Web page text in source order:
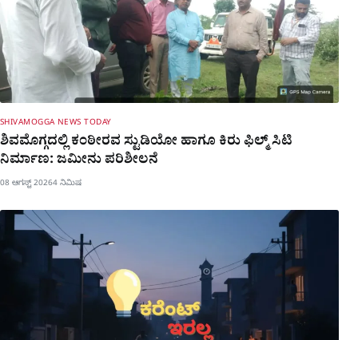
SHIVAMOGGA NEWS TODAY
ಶಿವಮೊಗ್ಗದಲ್ಲಿ ಕಂಠೀರವ ಸ್ಟುಡಿಯೋ ಹಾಗೂ ಕಿರು ಫಿಲ್ಮ್ ಸಿಟಿ
ನಿರ್ಮಾಣ: ಜಮೀನು ಪರಿಶೀಲನೆ
08 ಆಗಸ್ಟ್ 20264 ನಿಮಿಷ